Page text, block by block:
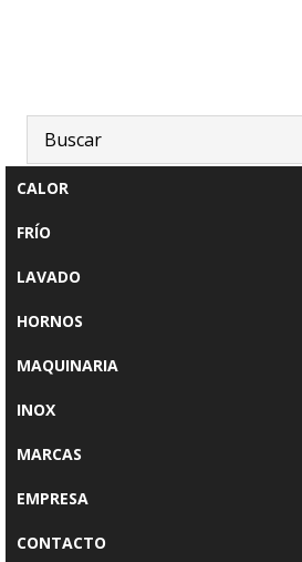
página
CALOR
FRÍO
LAVADO
HORNOS
MAQUINARIA
INOX
MARCAS
EMPRESA
CONTACTO